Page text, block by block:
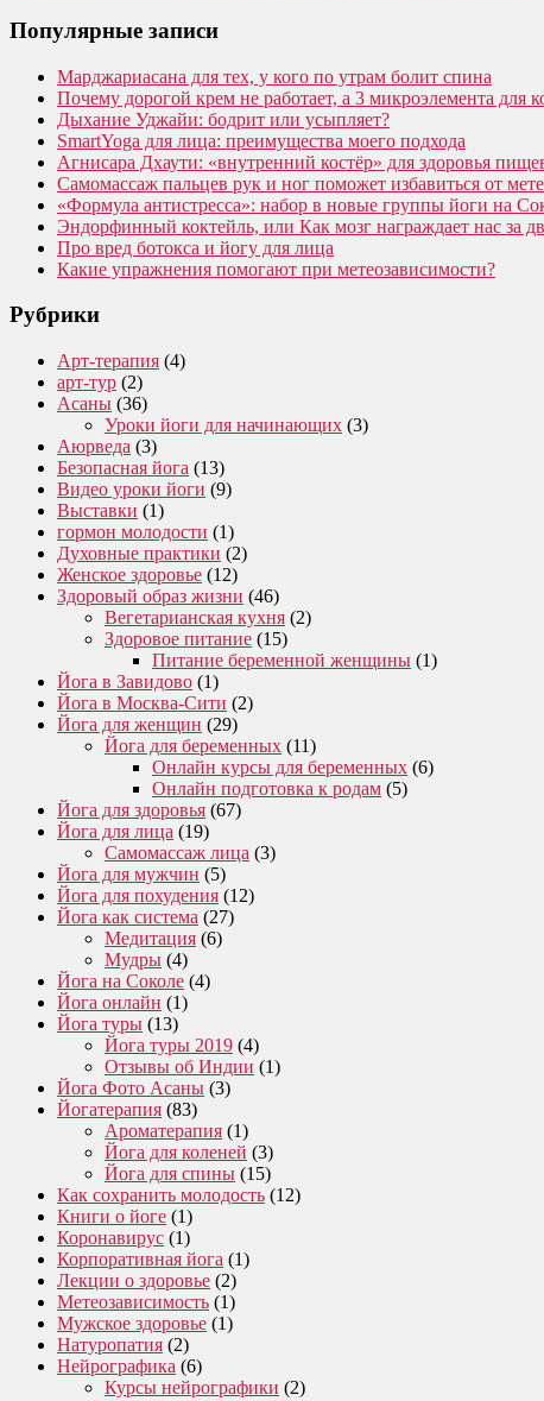
Популярные записи
Марджариасана для тех, у кого по утрам болит спина
Почему дорогой крем не работает, а 3 микроэлемента для
Дыхание Уджайи: бодрит или усыпляет?
SmartYoga для лица: преимущества моего подхода
Агнисара Дхаути: «внутренний костёр» для здоровья
Самомассаж пальцев рук и ног поможет избавиться от
«Формула антистресса»: набор в новые группы йоги на
Эндорфинный коктейль, или Как мозг награждает нас за
Про вред ботокса и йогу для лица
Какие упражнения помогают при метеозависимости?
Рубрики
Арт-терапия (4)
арт-тур (2)
Асаны (36)
Уроки йоги для начинающих (3)
Аюрведа (3)
Безопасная йога (13)
Видео уроки йоги (9)
Выставки (1)
гормон молодости (1)
Духовные практики (2)
Женское здоровье (12)
Здоровый образ жизни (46)
Вегетарианская кухня (2)
Здоровое питание (15)
Питание беременной женщины (1)
Йога в Завидово (1)
Йога в Москва-Сити (2)
Йога для женщин (29)
Йога для беременных (11)
Онлайн курсы для беременных (6)
Онлайн подготовка к родам (5)
Йога для здоровья (67)
Йога для лица (19)
Самомассаж лица (3)
Йога для мужчин (5)
Йога для похудения (12)
Йога как система (27)
Медитация (6)
Мудры (4)
Йога на Соколе (4)
Йога онлайн (1)
Йога туры (13)
Йога туры 2019 (4)
Отзывы об Индии (1)
Йога Фото Асаны (3)
Йогатерапия (83)
Ароматерапия (1)
Йога для коленей (3)
Йога для спины (15)
Как сохранить молодость (12)
Книги о йоге (1)
Коронавирус (1)
Корпоративная йога (1)
Лекции о здоровье (2)
Метеозависимость (1)
Мужское здоровье (1)
Натуропатия (2)
Нейрографика (6)
Курсы нейрографики (2)